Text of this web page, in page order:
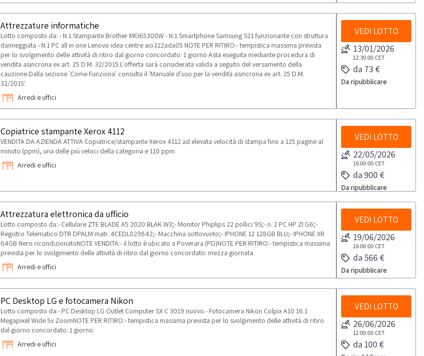
Attrezzature informatiche
Lotto composto da: - N.1 Stampante Brother MFJ65300W - N.1 Smartphone Samsung S21 funzionante con struttura
danneggiata - N.1 PC all in one Lenovo idea centre aio322ada05 NOTE PER RITIRO:- tempistica massima prevista
per lo svolgimento delle attività di ritiro dal giorno concordato: 1 giorno Asta eseguita mediante procedura di
vendita asincrona ex art. 25 D.M. 32/2015.L'offerta sarà considerata valida a seguito del versamento della
cauzione.Dalla sezione 'Come Funziona' consulta il 'Manuale d'uso per la vendita asincrona ex art. 25 D.M.
32/2015'.
Arredi e uffici
VEDI LOTTO
13/01/2026
12:30:00 CET
da 73 €
Da ripubblicare
Copiatrice stampante Xerox 4112
VENDITA DA AZIENDA ATTIVA Copiatrice/stampante Xerox 4112 ad elevata velocità di stampa fino a 125 pagine al
minuto (ppm), una delle più veloci della categoria e 110 ppm
Arredi e uffici
VEDI LOTTO
22/05/2026
16:00:00 CET
da 900 €
Da ripubblicare
Attrezzatura elettronica da ufficio
Lotto composto da:- Cellulare ZTE BLADE A5 2020 BLAK W3;- Monitor Phiplips 22 pollici 9S;- n. 2 PC HP ZI G6;-
Registro Telematico DTR DPALM matr. 4CEDL029842;- Macchina sottovuoto;- IPHONE 12 128GB BLU;- IPHONE XR
64GB Nero ricondizionatoNOTE VENDITA:- il lotto è ubicato a Poverara (PD)NOTE PER RITIRO:- tempistica massima
prevista per lo svolgimento delle attività di ritiro dal giorno concordato: mezza giornata
Arredi e uffici
VEDI LOTTO
19/06/2026
16:00:00 CET
da 566 €
Da ripubblicare
PC Desktop LG e fotocamera Nikon
Lotto composto da:- PC Desktop LG Outlet Computer SX C 3019 nuovo.- Fotocamera Nikon Colpix A10 16.1
Megapixel Wide 5x ZoomNOTE PER RITIRO:- tempistica massima prevista per lo svolgimento delle attività di ritiro
dal giorno concordato: 1 giorno.
Arredi e uffici
VEDI LOTTO
26/06/2026
12:00:00 CET
da 100 €